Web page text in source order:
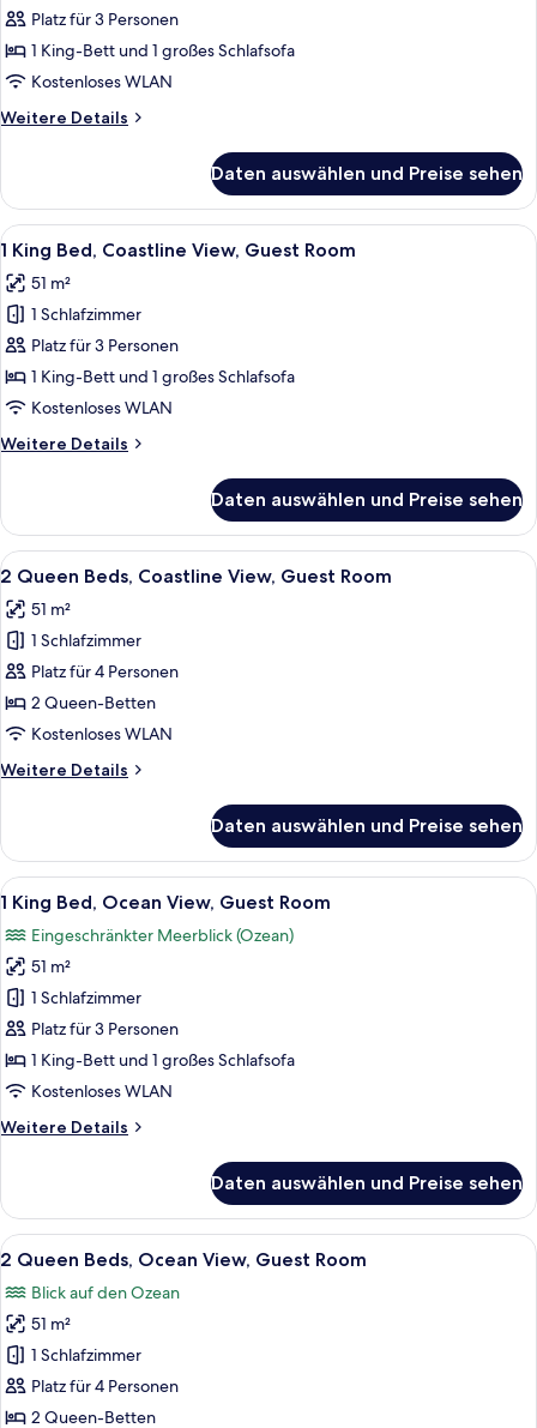
King
Bed,
Limited
Guest
Platz für 3 Personen
1 King-Bett und 1 großes Schlafsofa
Kostenloses WLAN
Weitere Details
Weitere
King
Bed,
Limited
Guest
Room
Daten auswählen und Preise sehen
Alle
Fotos
für
King
Bed,
Coastline
Guest
Ein Hotelzimmer mit einem großen
5
1 King Bed, Coastline View, Guest Room
51 m²
1 Schlafzimmer
Platz für 3 Personen
1 King-Bett und 1 großes Schlafsofa
Kostenloses WLAN
Weitere Details
Weitere
King
Bed,
Coastline
Guest
Room
Daten auswählen und Preise sehen
Alle
Fotos
für
2
Queen
Beds,
Coastline
Guest
Ein Hotelzimmer mit zwei Betten,
5
2 Queen Beds, Coastline View, Guest Room
51 m²
1 Schlafzimmer
Platz für 4 Personen
2 Queen-Betten
Kostenloses WLAN
Weitere Details
Weitere
Queen
Beds,
Coastline
Guest
Room
Daten auswählen und Preise sehen
Alle
Fotos
für
1
King
Bed,
Ocean
View,
Room
Ein Balkon mit Blick auf Strand und
6
1 King Bed, Ocean View, Guest Room
Eingeschränkter Meerblick (Ozean)
51 m²
1 Schlafzimmer
Platz für 3 Personen
1 King-Bett und 1 großes Schlafsofa
Kostenloses WLAN
Weitere Details
Weitere
King
Bed,
Ocean
Guest
Room
Daten auswählen und Preise sehen
Alle
Fotos
für
2
Queen
Beds,
Ocean
Ein Balkon mit Blick auf Strand und
5
2 Queen Beds, Ocean View, Guest Room
Blick auf den Ozean
51 m²
1 Schlafzimmer
Platz für 4 Personen
2 Queen-Betten